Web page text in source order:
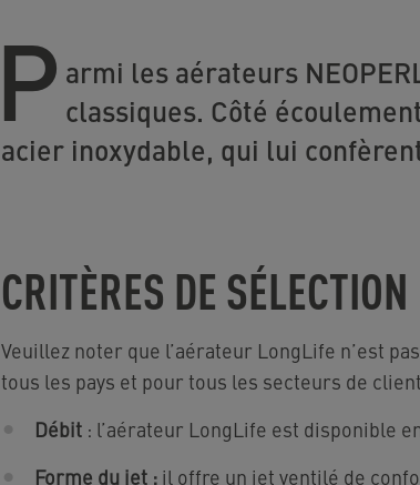
P armi les aérateurs
classiques. Côté
acier inoxydable, qui lui
CRITÈRES DE SÉLECTION
Veuillez noter que l’aérateur LongLife n’est
tous les pays et pour tous les secteurs de
Débit : l’aérateur LongLife est disponible
Forme du jet : il offre un jet ventilé de